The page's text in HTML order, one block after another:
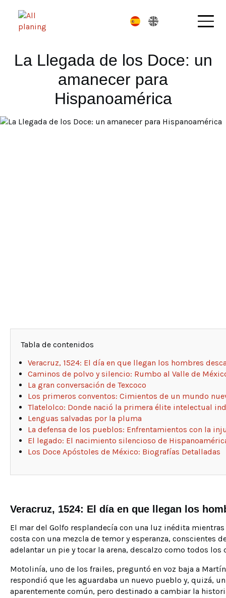
contenido
La Llegada de los Doce: un
amanecer para
Hispanoamérica
Tabla de contenidos
Veracruz, 1524: El día en que llegan los hombres
Caminos de polvo y silencio: Rumbo al Valle de
La gran conversación de Texcoco
Los primeros conventos: Cimientos de un mundo
Tlatelolco: Donde nació la primera élite intelectual
Lenguas salvadas por la pluma
La defensa de los pueblos: Enfrentamientos con la
El legado: El nacimiento silencioso de
Los Doce Apóstoles de México: Biografías Detalladas
Veracruz, 1524: El día en que llegan los
El mar del Golfo resplandecía con una luz inédita
costa con una mezcla de temor y esperanza, conscientes
adelantar un pie y tocar la arena, descalzo como todos
Motolinía, uno de los frailes, preguntó en voz baja a
respondió que les aguardaba un nuevo pueblo y, quizá,
aparentemente común, pero destinado a cambiar la